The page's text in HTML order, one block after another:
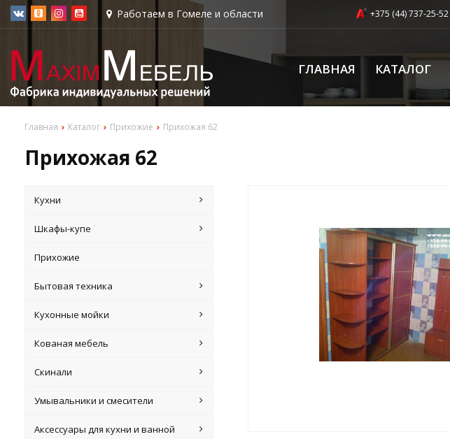
Работаем в Гомеле и области +375 (44) 737-25-52
ГЛАВНАЯ КАТАЛОГ
Главная Каталог Прихожие Прихожая 62
Прихожая 62
Кухни
Шкафы-купе
Прихожие
Бытовая техника
Кухонные мойки
Кованая мебель
Скинали
Умывальники и смесители
Аксессуары для кухни и ванной